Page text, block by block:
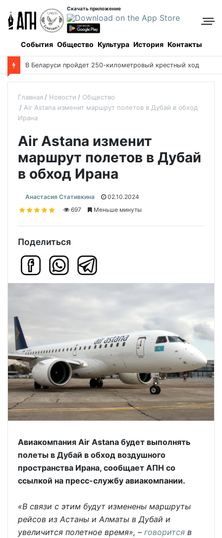
Скачать приложение
События Общество Культура История Контакты
В Беларуси пройдет 250-километровый крестный ход
Главная Новости
Общество
Air Astana изменит маршрут полетов в Дубай в обход
Ирана
Air Astana изменит
маршрут полетов в Дубай
в обход Ирана
Анастасия Стативкина
02.10.2024
697
Меньше минуты
Поделиться
Авиакомпания Air Astana будет выполнять
полеты в Дубай в обход воздушного
пространства Ирана, сообщает АПН со
ссылкой на пресс-службу авиакомпании.
«В связи с этим будут изменены маршруты
рейсов из Астаны и Алматы в Дубай и
увеличится полетное время», – говорится в